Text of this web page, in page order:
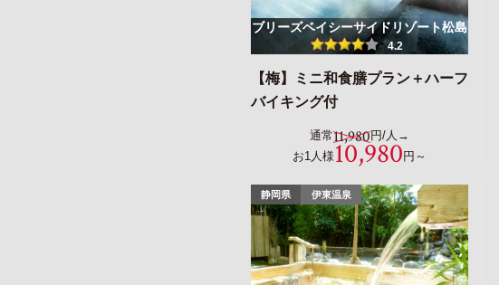
ブリーズベイシーサイドリゾート松島
4.2
【梅】ミニ和食膳プラン＋ハーフ
バイキング付
通常11,980円/人→
お1人様10,980 円～
静岡県 伊東温泉